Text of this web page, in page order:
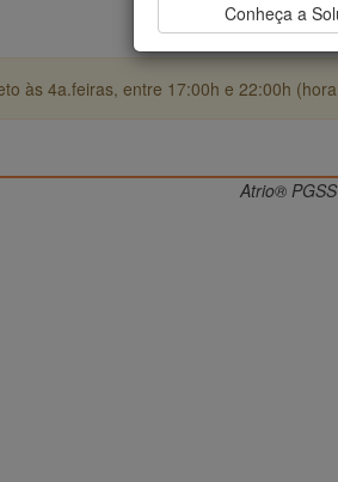
às 4a.feiras, entre 17:00h e 22:00h
Conheça a
Atrio®